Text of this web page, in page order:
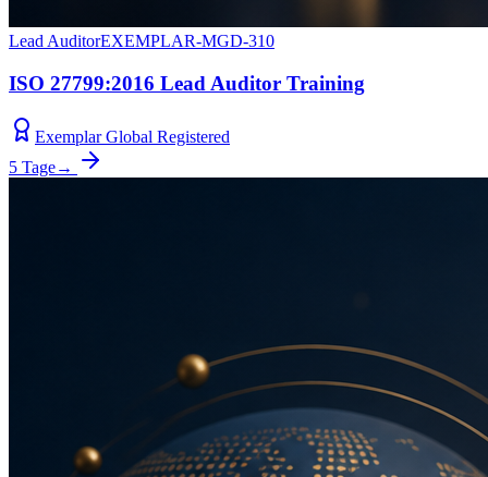
Lead AuditorEXEMPLAR-MGD-310
ISO 27799:2016 Lead Auditor Training
Exemplar Global Registered
5 Tage→